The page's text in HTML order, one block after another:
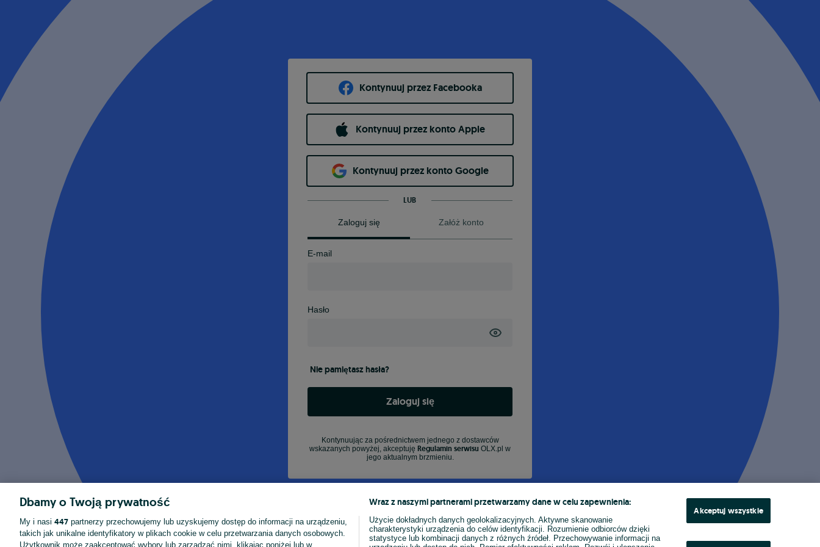
Kontynuuj przez Facebooka
Kontynuuj przez konto Apple
Kontynuuj przez konto Google
LUB
Zaloguj się Załóż konto
E-mail
Hasło
Nie pamiętasz hasła?
Zaloguj się
Kontynuując za pośrednictwem jednego z dostawców
wskazanych powyżej, akceptuję Regulamin serwisu OLX.pl w
jego aktualnym brzmieniu.
Dbamy o Twoją prywatność
My i nasi 447 partnerzy przechowujemy lub uzyskujemy dostęp do informacji na urządzeniu,
takich jak unikalne identyfikatory w plikach cookie w celu przetwarzania danych osobowych.
Użytkownik może zaakceptować wybory lub zarządzać nimi, klikając poniżej lub w
Wraz z naszymi partnerami przetwarzamy dane w celu zapewnienia:
Użycie dokładnych danych geolokalizacyjnych. Aktywne skanowanie
charakterystyki urządzenia do celów identyfikacji. Rozumienie odbiorców dzięki
statystyce lub kombinacji danych z różnych źródeł. Przechowywanie informacji na
Akceptuj wszystkie